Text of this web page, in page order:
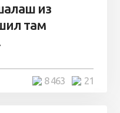
из
там
21
8 463